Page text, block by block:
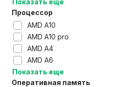
Показать еще
Процессор
AMD A10
AMD A10 pro
AMD A4
AMD A6
Показать еще
Оперативная память